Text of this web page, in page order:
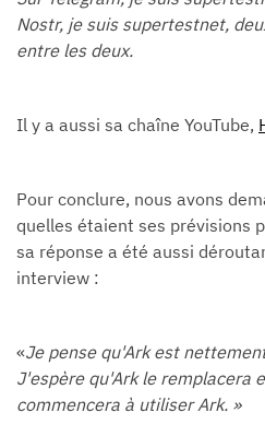
Nostr, je suis supertestnet,
entre les deux.
Il y a aussi sa chaîne YouTube,
Pour conclure, nous avons
quelles étaient ses prévisions
sa réponse a été aussi
interview :
«Je pense qu'Ark est
J'espère qu'Ark le remplacera
commencera à utiliser Ark. »